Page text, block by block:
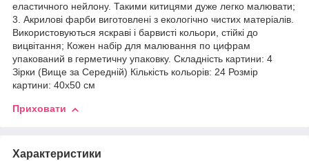
еластичного нейлону. Такими китицями дуже легко малювати;
3. Акрилові фарби виготовлені з екологічно чистих матеріалів.
Використовуються яскраві і барвисті кольори, стійкі до
вицвітання; Кожен набір для малювання по цифрам
упакований в герметичну упаковку. Складність картини: 4
Зірки (Вище за Середній) Кількість кольорів: 24 Розмір
картини: 40х50 см
Приховати
Характеристики